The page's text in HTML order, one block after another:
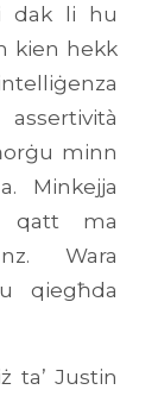
dak li hu
kien hekk
minn
Minkejja
qatt ma
Wara
qiegħda
ta’ Justin